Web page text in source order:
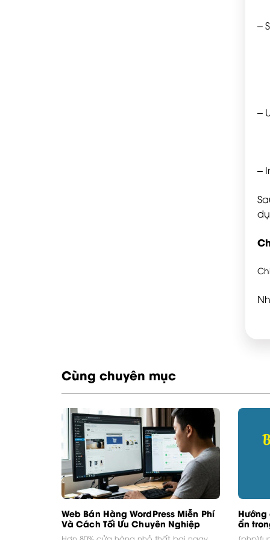
–
–
–
Cùng chuyên mục
Web Bán Hàng WordPress Miễn Phí
Và Cách Tối Ưu Chuyên Nghiệp
ẩn